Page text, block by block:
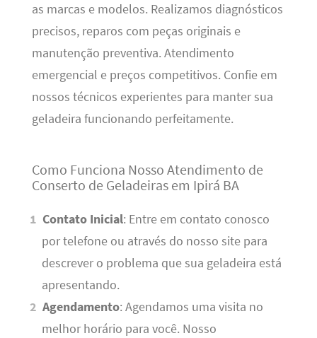
as marcas e modelos. Realizamos diagnósticos
precisos, reparos com peças originais e
manutenção preventiva. Atendimento
emergencial e preços competitivos. Confie em
nossos técnicos experientes para manter sua
geladeira funcionando perfeitamente.
Como Funciona Nosso Atendimento de
Conserto de Geladeiras em Ipirá BA
Contato Inicial: Entre em contato conosco
por telefone ou através do nosso site para
descrever o problema que sua geladeira está
apresentando.
Agendamento: Agendamos uma visita no
melhor horário para você. Nosso